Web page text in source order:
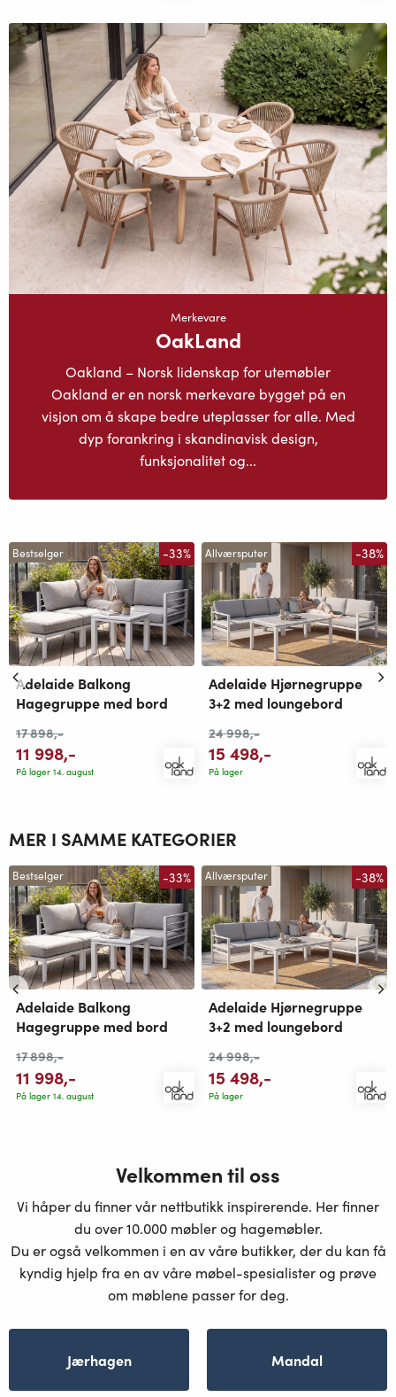
Merkevare
OakLand
Oakland – Norsk lidenskap for utemøbler
Oakland er en norsk merkevare bygget på en
visjon om å skape bedre uteplasser for alle. Med
dyp forankring i skandinavisk design,
funksjonalitet og...
Bestselger -33%
Adelaide Balkong
Hagegruppe med bord
17 898,-
11 998,-
På lager 14. august
Allværsputer -38%
Adelaide Hjørnegruppe
3+2 med loungebord
24 998,-
15 498,-
På lager
MER I SAMME KATEGORIER
Bestselger -33%
Adelaide Balkong
Hagegruppe med bord
17 898,-
11 998,-
På lager 14. august
Allværsputer -38%
Adelaide Hjørnegruppe
3+2 med loungebord
24 998,-
15 498,-
På lager
Velkommen til oss
Vi håper du finner vår nettbutikk inspirerende. Her finner
du over 10.000 møbler og hagemøbler.
Du er også velkommen i en av våre butikker, der du kan få
kyndig hjelp fra en av våre møbel-spesialister og prøve
om møblene passer for deg.
Jærhagen Mandal